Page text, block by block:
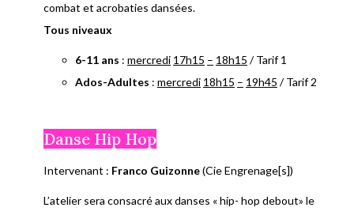
combat et acrobaties dansées.
Tous niveaux
6-11 ans : mercredi 17h15 – 18h15 / Tarif 1
Ados-Adultes : mercredi 18h15 – 19h45 / Tarif 2
Danse Hip Hop
Intervenant : Franco Guizonne(Cie Engrenage[s])
L’atelier sera consacré aux danses « hip- hop debout» le